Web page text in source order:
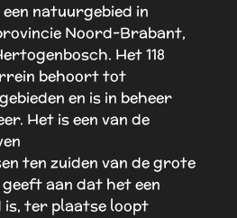
natuurgebied in
Noord-Brabant,
. Het 118
behoort tot
en is in beheer
. Het is een van de
ten zuiden van de grote
geeft aan dat het een
is, ter plaatse loopt